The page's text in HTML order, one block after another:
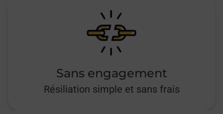
Sans engagement
Résiliation simple et sans frais